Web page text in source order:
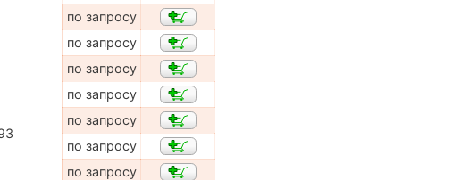
по запросу
по запросу
по запросу
по запросу
по запросу
по запросу
по запросу